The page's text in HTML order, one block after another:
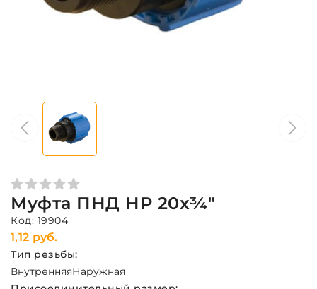
Муфта ПНД НР 20х¾"
Код: 19904
1,12 руб.
Тип резьбы:
ВнутренняяНаружная